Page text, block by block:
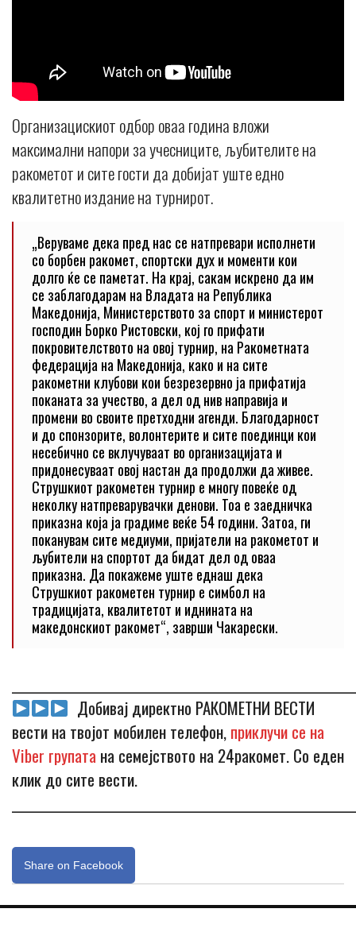
Организацискиот одбор оваа година вложи
максимални напори за учесниците, љубителите на
ракометот и сите гости да добијат уште едно
квалитетно издание на турнирот.
„Веруваме дека пред нас се натпревари исполнети
со борбен ракомет, спортски дух и моменти кои
долго ќе се паметат. На крај, сакам искрено да им
се заблагодарам на Владата на Република
Македонија, Министерството за спорт и министерот
господин Борко Ристовски, кој го прифати
покровителството на овој турнир, на Ракометната
федерација на Македонија, како и на сите
ракометни клубови кои безрезервно ја прифатија
поканата за учество, а дел од нив направија и
промени во своите претходни агенди. Благодарност
и до спонзорите, волонтерите и сите поединци кои
несебично се вклучуваат во организацијата и
придонесуваат овој настан да продолжи да живее.
Струшкиот ракометен турнир е многу повеќе од
неколку натпреварувачки денови. Тоа е заедничка
приказна која ја градиме веќе 54 години. Затоа, ги
поканувам сите медиуми, пријатели на ракометот и
љубители на спортот да бидат дел од оваа
приказна. Да покажеме уште еднаш дека
Струшкиот ракометен турнир е симбол на
традицијата, квалитетот и иднината на
македонскиот ракомет“, заврши Чакарески.
Добивај директно РАКОМЕТНИ ВЕСТИ
вести на твојот мобилен телефон,приклучи се на
Viber групата на семејството на 24ракомет. Со еден
клик до сите вести.
Share on Facebook